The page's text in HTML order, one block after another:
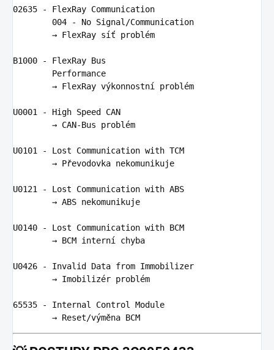
02635 - FlexRay Communication
004
- No Signal /Communication
        →
FlexRay síť probl ém
B1000 - FlexRay Bus
Performance
        →
FlexRay výkonnostní probl ém
U0001 - High Speed
CAN
        →
CAN-Bus probl ém
U0101 - Lost Communication with TCM
        →
Převodovka nekomunikuje
U0121 - Lost Communication with ABS
        →
ABS nekomunikuje
U0140 - Lost Communication with BCM
        →
BCM interní chyba
U0426 - Invalid Data from Immobilizer
        →
Imobilizér probl ém
65535 - Internal Control
Module
        →
Reset/výměna BCM